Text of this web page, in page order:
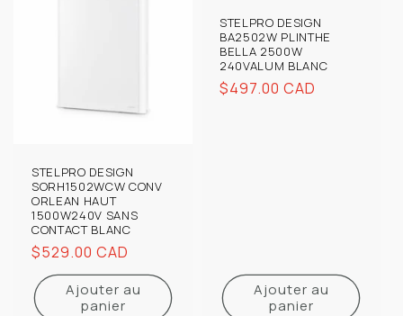
STELPRO DESIGN
SORH1502WCW CONV
ORLEAN HAUT
1500W240V SANS
CONTACT BLANC
Prix
habituel
$529.00 CAD
Ajouter au
panier
STELPRO DESIGN
BA2502W PLINTHE
BELLA 2500W
240VALUM BLANC
Prix
$497.00 CAD
Ajouter au
panier